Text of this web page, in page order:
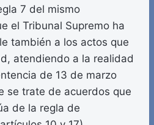
7 del mismo
el Tribunal Supremo ha
también a los actos que
atendiendo a la realidad
de 13 de marzo
se trate de acuerdos que
de la regla de